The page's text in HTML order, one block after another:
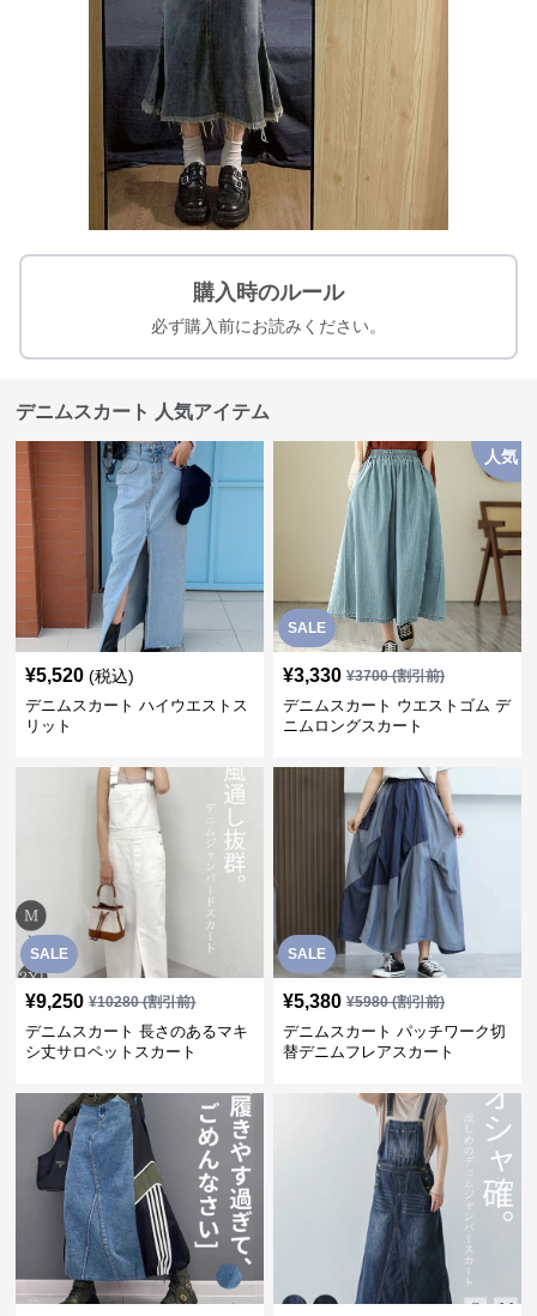
購入時のルール
必ず購入前にお読みください。
デニムスカート 人気アイテム
¥5,520 (税込)
デニムスカート ハイウエストス
リット
SALE
人気
¥3,330 ¥3700(割引前)
デニムスカート ウエストゴム デ
ニムロングスカート
SALE
¥9,250 ¥10280(割引前)
デニムスカート 長さのあるマキ
シ丈サロペットスカート
SALE
¥5,380 ¥5980(割引前)
デニムスカート パッチワーク切
替デニムフレアスカート